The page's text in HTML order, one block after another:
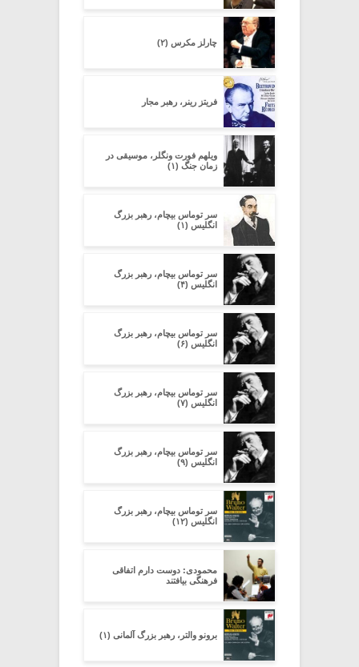
چارلز مکرس (۲)
فریتز رینر، رهبر مجار
ویلهم فورت ونگلر، موسیقی در
زمان جنگ (۱)
سر توماس بیچام، رهبر بزرگ
انگلیس (۱)
سر توماس بیچام، رهبر بزرگ
انگلیس (۴)
سر توماس بیچام، رهبر بزرگ
انگلیس (۶)
سر توماس بیچام، رهبر بزرگ
انگلیس (۷)
سر توماس بیچام، رهبر بزرگ
انگلیس (۹)
سر توماس بیچام، رهبر بزرگ
انگلیس (۱۲)
محمودی: دوست دارم اتفاقی
فرهنگی بیافتند
برونو والتر، رهبر بزرگ آلمانی (۱)